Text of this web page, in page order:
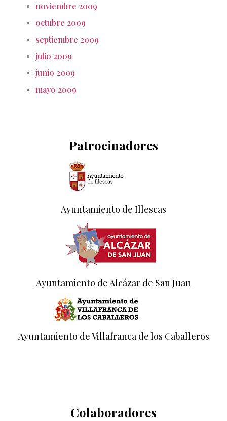
noviembre 2009
octubre 2009
septiembre 2009
julio 2009
junio 2009
mayo 2009
Patrocinadores
Ayuntamiento de Illescas
Ayuntamiento de Alcázar de San Juan
Ayuntamiento de Villafranca de los Caballeros
Colaboradores